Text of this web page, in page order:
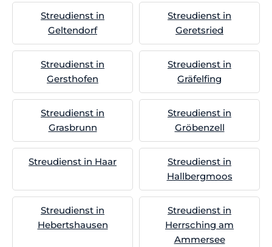
Streudienst in
Geltendorf
Streudienst in
Geretsried
Streudienst in
Gersthofen
Streudienst in
Gräfelfing
Streudienst in
Grasbrunn
Streudienst in
Gröbenzell
Streudienst in Haar
Streudienst in
Hallbergmoos
Streudienst in
Hebertshausen
Streudienst in
Herrsching am
Ammersee